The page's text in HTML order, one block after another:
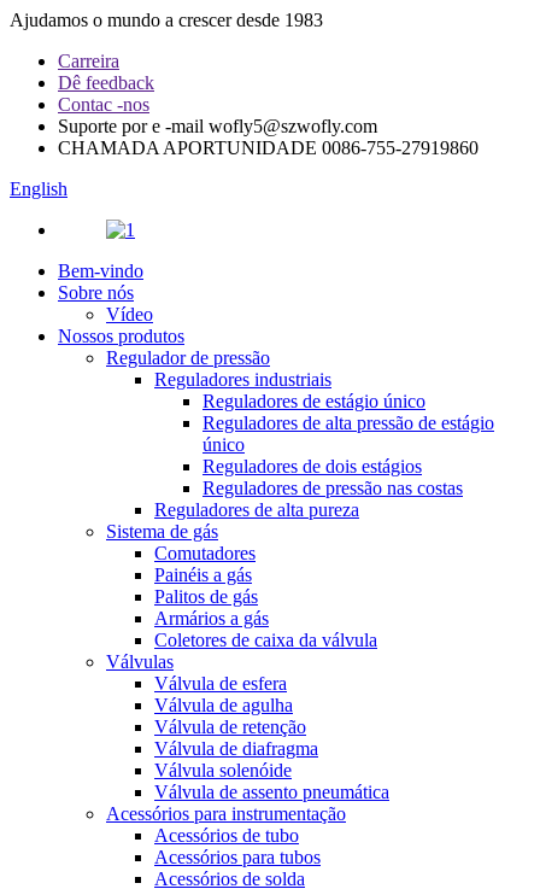
Ajudamos o mundo a crescer desde 1983
Carreira
Dê feedback
Contac -nos
Suporte por e -mail wofly5@szwofly.com
CHAMADA APORTUNIDADE 0086-755-27919860
English
Bem-vindo
Sobre nós
Vídeo
Nossos produtos
Regulador de pressão
Reguladores industriais
Reguladores de estágio único
Reguladores de alta pressão de estágio
único
Reguladores de dois estágios
Reguladores de pressão nas costas
Reguladores de alta pureza
Sistema de gás
Comutadores
Painéis a gás
Palitos de gás
Armários a gás
Coletores de caixa da válvula
Válvulas
Válvula de esfera
Válvula de agulha
Válvula de retenção
Válvula de diafragma
Válvula solenóide
Válvula de assento pneumática
Acessórios para instrumentação
Acessórios de tubo
Acessórios para tubos
Acessórios de solda